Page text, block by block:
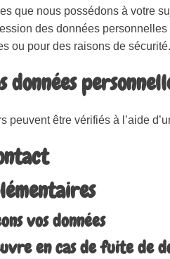
que nous possédons à votre
des données
ou pour des raisons de sécurité.
données
peuvent être vérifiés à l’aide
vos données
en cas de fuite de